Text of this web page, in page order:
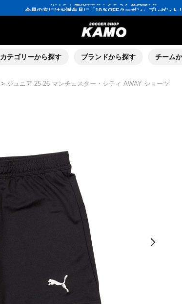
会員の方にはお誕生月に「10％OFFクーポン」プレゼント！
16,000円(税込)以上でシューズケースプレゼント！
3,300円(税込)以上で送料無料！
ポイント還元率5％！プレミア会員は7％
会員の方にはお誕生月に「10％OFFクーポン」プレゼント！
16,000円(税込)以上でシューズケースプレゼント！
カテゴリーから探す ブランドから探す チーム
> ジュニア 25-26 マンチェスター・シティ AWAY ショーツ